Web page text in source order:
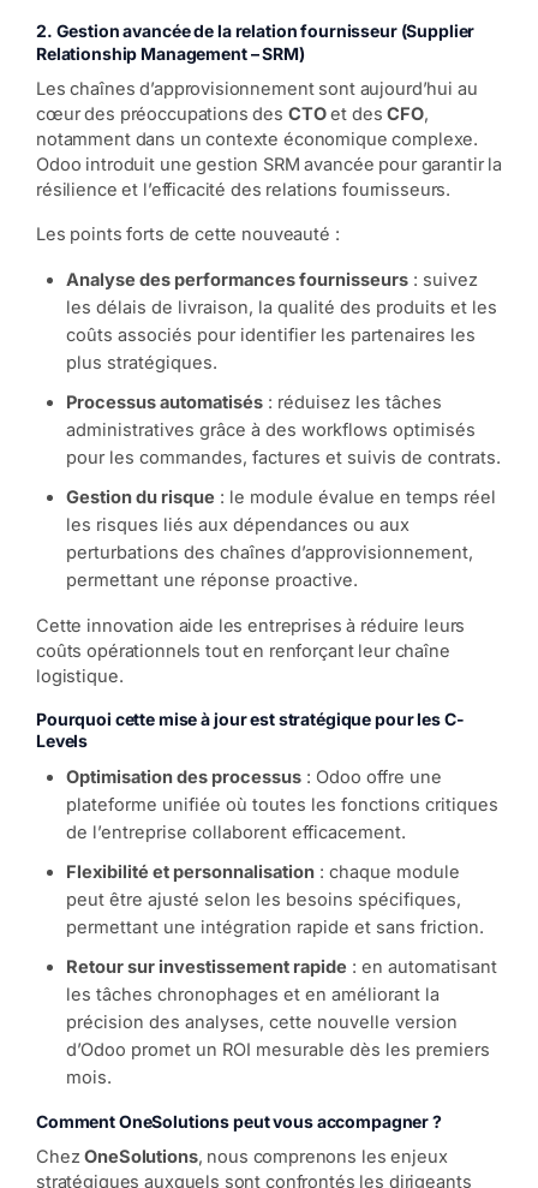
2. Gestion avancée de la relation fournisseur (Supplier
Relationship Management – SRM)
Les chaînes d’approvisionnement sont aujourd’hui au
cœur des préoccupations des CTOet desCFO,
notamment dans un contexte économique complexe.
Odoo introduit une gestion SRM avancée pour garantir la
résilience et l’efficacité des relations fournisseurs.
Les points forts de cette nouveauté :
Analyse des performances fournisseurs : suivez
les délais de livraison, la qualité des produits et les
coûts associés pour identifier les partenaires les
plus stratégiques.
Processus automatisés : réduisez les tâches
administratives grâce à des workflows optimisés
pour les commandes, factures et suivis de contrats.
Gestion du risque : le module évalue en temps réel
les risques liés aux dépendances ou aux
perturbations des chaînes d’approvisionnement,
permettant une réponse proactive.
Cette innovation aide les entreprises à réduire leurs
coûts opérationnels tout en renforçant leur chaîne
logistique.
Pourquoi cette mise à jour est stratégique pour les C-
Levels
Optimisation des processus : Odoo offre une
plateforme unifiée où toutes les fonctions critiques
de l’entreprise collaborent efficacement.
Flexibilité et personnalisation : chaque module
peut être ajusté selon les besoins spécifiques,
permettant une intégration rapide et sans friction.
Retour sur investissement rapide : en automatisant
les tâches chronophages et en améliorant la
précision des analyses, cette nouvelle version
d’Odoo promet un ROI mesurable dès les premiers
mois.
Comment OneSolutions peut vous accompagner ?
ChezOneSolutions, nous comprenons les enjeux
stratégiques auxquels sont confrontés les dirigeants